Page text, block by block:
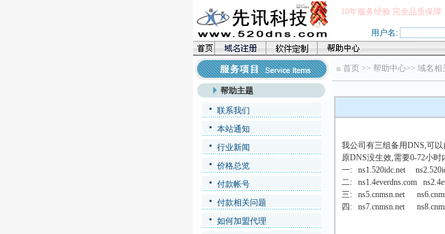
10年服务经验 完全品质保障
用户名:
帮助主题
联系我们
本站通知
行业新闻
价格总览
付款帐号
付款相关问题
如何加盟代理
首页 >> 帮助中心>> 域名相
我公司有三组备用DNS,可
原DNS没生效,需要0-72小时
一: ns1.520idc.net
二: ns1.4everdns.com
三: ns5.cnmsn.net
四: ns7.cnmsn.net